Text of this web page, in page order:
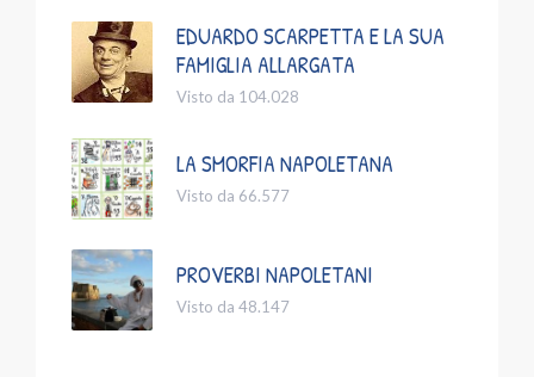
EDUARDO SCARPETTA E LA SUA
FAMIGLIA ALLARGATA
Visto da 104.028
LA SMORFIA NAPOLETANA
Visto da 66.577
PROVERBI NAPOLETANI
Visto da 48.147